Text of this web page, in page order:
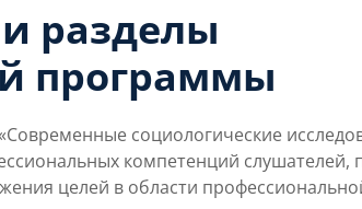
разделы
программы
социологические
компетенций
целей в области